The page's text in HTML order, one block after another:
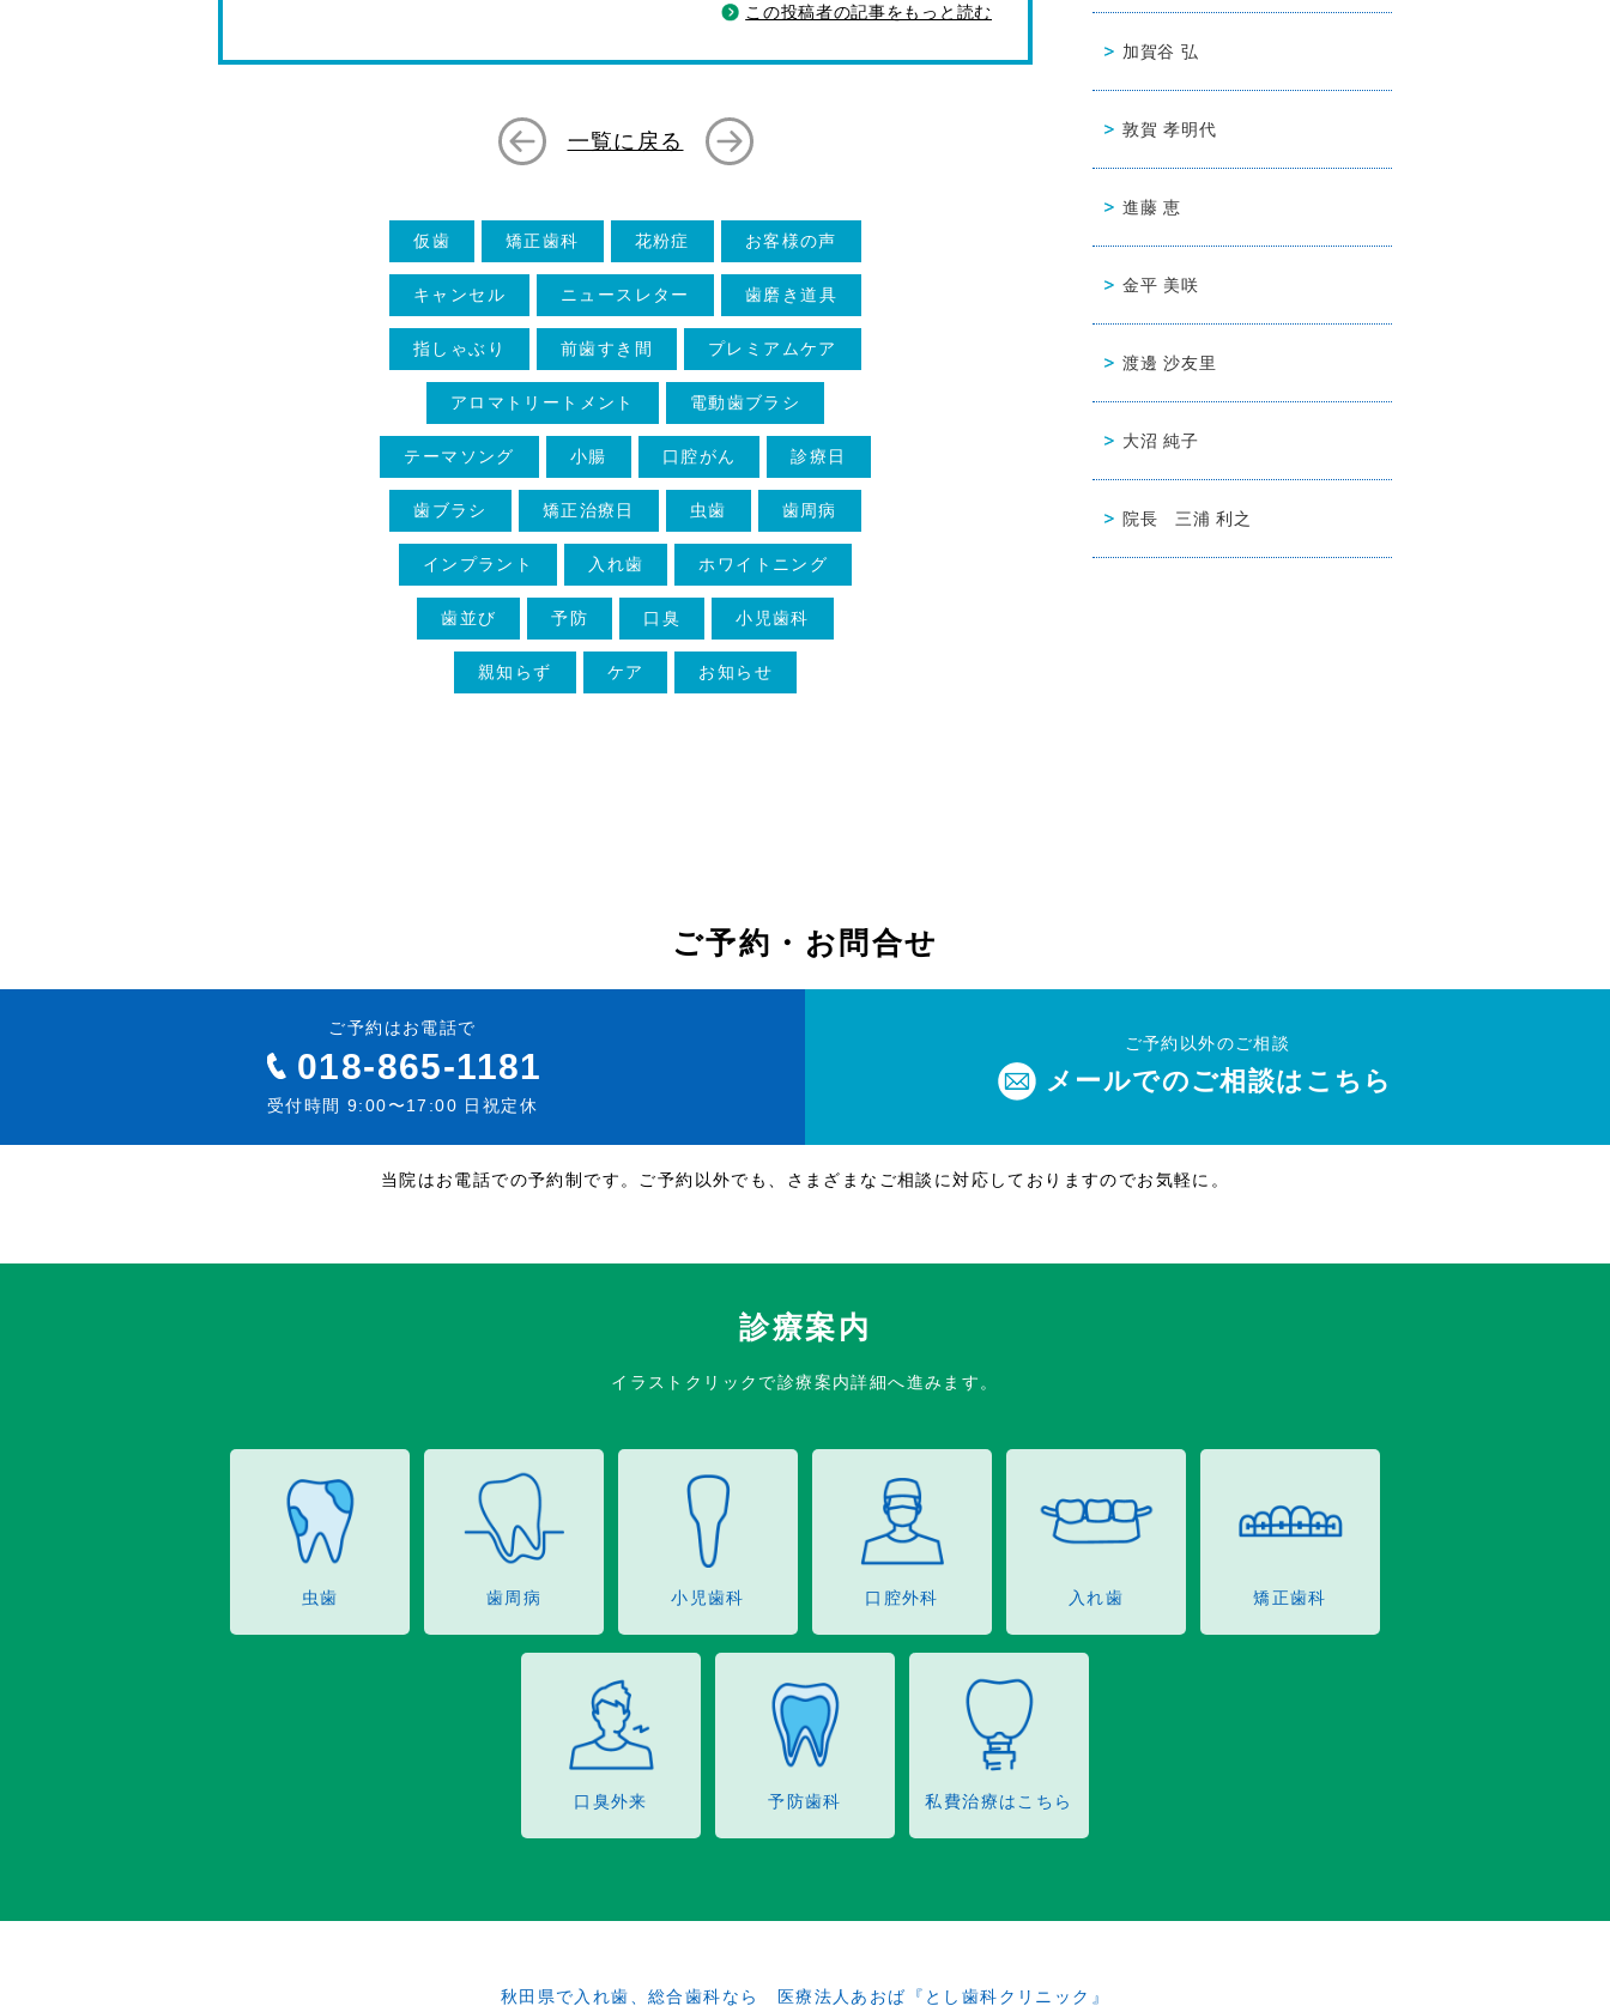
この投稿者の記事をもっと読む
一覧に戻る
仮歯 矯正歯科 花粉症 お客様の声
キャンセル ニュースレター 歯磨き道具
指しゃぶり 前歯すき間 プレミアムケア
アロマトリートメント 電動歯ブラシ
テーマソング 小腸 口腔がん 診療日
歯ブラシ 矯正治療日 虫歯 歯周病
インプラント 入れ歯 ホワイトニング
歯並び 予防 口臭 小児歯科
親知らず ケア お知らせ
加賀谷 弘
敦賀 孝明代
進藤 恵
金平 美咲
渡邊 沙友里
大沼 純子
院長 三浦 利之
ご予約・お問合せ
ご予約はお電話で
018-865-1181
受付時間 9:00〜17:00 日祝定休
ご予約以外のご相談
メールでのご相談はこちら
当院はお電話での予約制です。ご予約以外でも、さまざまなご相談に対応しておりますのでお気軽に。
診療案内
イラストクリックで診療案内詳細へ進みます。
虫歯 歯周病 小児歯科 口腔外科 入れ歯 矯正歯科
口臭外来 予防歯科 私費治療はこちら
秋田県で入れ歯、総合歯科なら 医療法人あおば『とし歯科クリニック』